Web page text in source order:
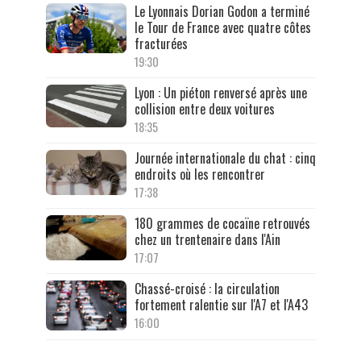
Le Lyonnais Dorian Godon a terminé
le Tour de France avec quatre côtes
fracturées
19:30
Lyon : Un piéton renversé après une
collision entre deux voitures
18:35
Journée internationale du chat : cinq
endroits où les rencontrer
17:38
180 grammes de cocaïne retrouvés
chez un trentenaire dans l'Ain
17:07
Chassé-croisé : la circulation
fortement ralentie sur l'A7 et l'A43
16:00